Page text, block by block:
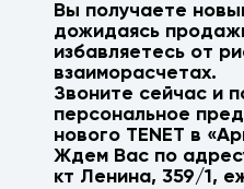
Вы получаете
дожидаясь
избавляетесь от
взаиморасчетах.
Звоните сейчас и
персональное
нового TENET в
Ждем Вас по
кт Ленина, 359/1 ,